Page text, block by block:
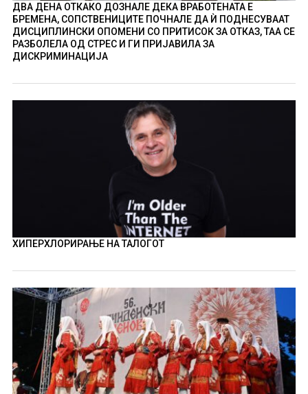
ДВА ДЕНА ОТКАКО ДОЗНАЛЕ ДЕКА ВРАБОТЕНАТА Е
БРЕМЕНА, СОПСТВЕНИЦИТЕ ПОЧНАЛЕ ДА Ѝ ПОДНЕСУВААТ
ДИСЦИПЛИНСКИ ОПОМЕНИ СО ПРИТИСОК ЗА ОТКАЗ, ТАА СЕ
РАЗБОЛЕЛА ОД СТРЕС И ГИ ПРИЈАВИЛА ЗА
ДИСКРИМИНАЦИЈА
ХИПЕРХЛОРИРАЊЕ НА ТАЛОГОТ